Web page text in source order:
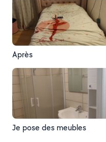
Après
Je pose des meubles